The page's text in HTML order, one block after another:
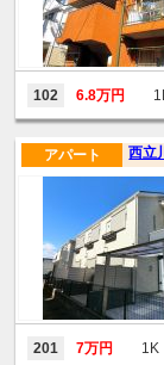
102 6.8万円
西立
アパート
201 7万円 1K